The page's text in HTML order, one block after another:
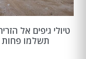
טיולי גיפים אל
תשלמו פחות